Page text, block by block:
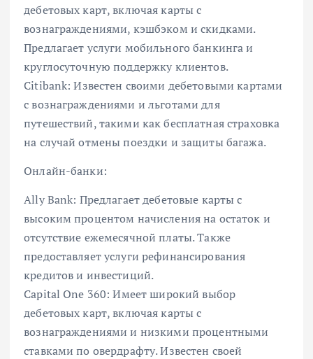
дебетовых карт, включая карты с
вознаграждениями, кэшбэком и скидками.
Предлагает услуги мобильного банкинга и
круглосуточную поддержку клиентов.
Citibank: Известен своими дебетовыми картами
с вознаграждениями и льготами для
путешествий, такими как бесплатная страховка
на случай отмены поездки и защиты багажа.
Онлайн-банки:
Ally Bank: Предлагает дебетовые карты с
высоким процентом начисления на остаток и
отсутствие ежемесячной платы. Также
предоставляет услуги рефинансирования
кредитов и инвестиций.
Capital One 360: Имеет широкий выбор
дебетовых карт, включая карты с
вознаграждениями и низкими процентными
ставками по овердрафту. Известен своей